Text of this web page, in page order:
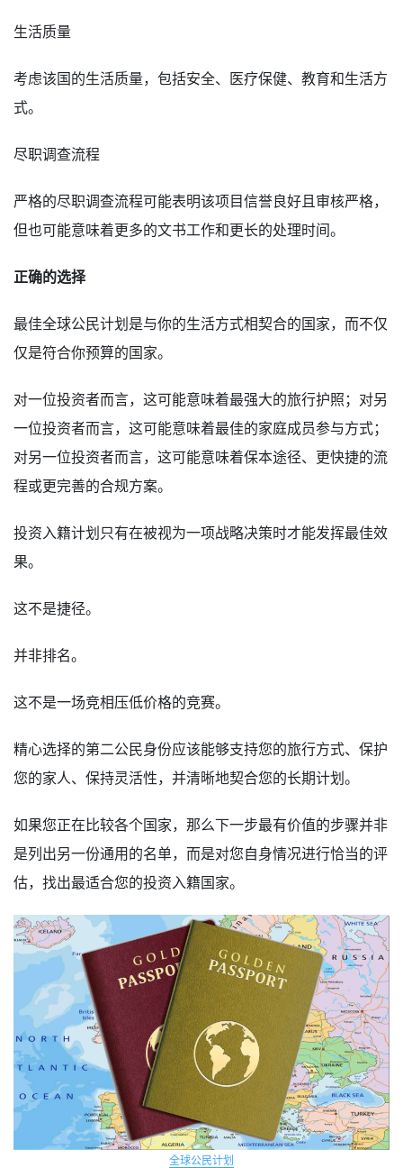
生活质量
考虑该国的生活质量，包括安全、医疗保健、教育和生活方
式。
尽职调查流程
严格的尽职调查流程可能表明该项目信誉良好且审核严格，
但也可能意味着更多的文书工作和更长的处理时间。
正确的选择
最佳全球公民计划是与你的生活方式相契合的国家，而不仅
仅是符合你预算的国家。
对一位投资者而言，这可能意味着最强大的旅行护照；对另
一位投资者而言，这可能意味着最佳的家庭成员参与方式；
对另一位投资者而言，这可能意味着保本途径、更快捷的流
程或更完善的合规方案。
投资入籍计划只有在被视为一项战略决策时才能发挥最佳效
果。
这不是捷径。
并非排名。
这不是一场竞相压低价格的竞赛。
精心选择的第二公民身份应该能够支持您的旅行方式、保护
您的家人、保持灵活性，并清晰地契合您的长期计划。
如果您正在比较各个国家，那么下一步最有价值的步骤并非
是列出另一份通用的名单，而是对您自身情况进行恰当的评
估，找出最适合您的投资入籍国家。
全球公民计划